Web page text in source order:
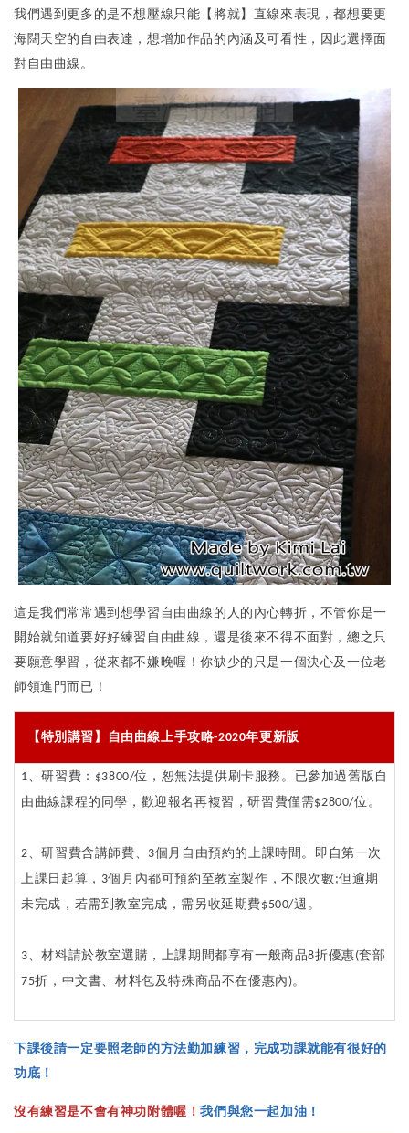
我們遇到更多的是不想壓線只能【將就】直線來表現，都想要更
海闊天空的自由表達，想增加作品的內涵及可看性，因此選擇面
對自由曲線。
這是我們常常遇到想學習自由曲線的人的內心轉折，不管你是一
開始就知道要好好練習自由曲線，還是後來不得不面對，總之只
要願意學習，從來都不嫌晚喔！你缺少的只是一個決心及一位老
師領進門而已！
【特別講習】自由曲線上手攻略-2020年更新版
1、研習費：$3800/位，恕無法提供刷卡服務。已參加過舊版自
由曲線課程的同學，歡迎報名再複習，研習費僅需$2800/位。
2、研習費含講師費、3個月自由預約的上課時間。即自第一次
上課日起算，3個月內都可預約至教室製作，不限次數;但逾期
未完成，若需到教室完成，需另收延期費$500/週。
3、材料請於教室選購，上課期間都享有一般商品8折優惠(套部
75折，中文書、材料包及特殊商品不在優惠內)。
下課後請一定要照老師的方法勤加練習，完成功課就能有很好的
功底！
沒有練習是不會有神功附體喔！我們與您一起加油！